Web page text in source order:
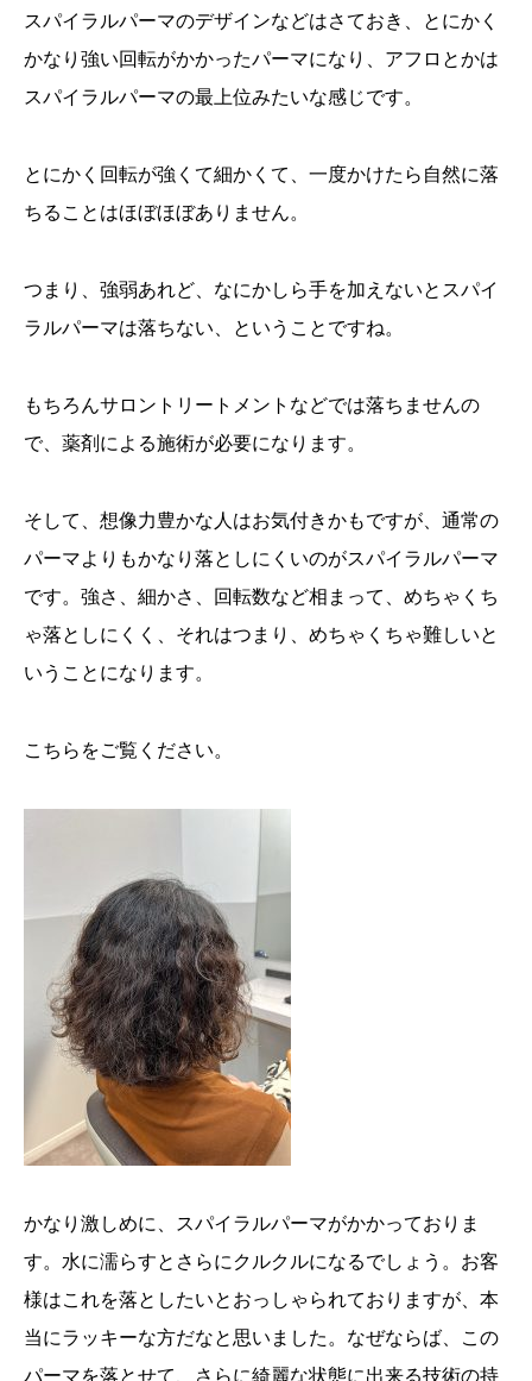
スパイラルパーマのデザインなどはさておき、とにかく
かなり強い回転がかかったパーマになり、アフロとかは
スパイラルパーマの最上位みたいな感じです。
とにかく回転が強くて細かくて、一度かけたら自然に落
ちることはほぼほぼありません。
つまり、強弱あれど、なにかしら手を加えないとスパイ
ラルパーマは落ちない、ということですね。
もちろんサロントリートメントなどでは落ちませんの
で、薬剤による施術が必要になります。
そして、想像力豊かな人はお気付きかもですが、通常の
パーマよりもかなり落としにくいのがスパイラルパーマ
です。強さ、細かさ、回転数など相まって、めちゃくち
ゃ落としにくく、それはつまり、めちゃくちゃ難しいと
いうことになります。
こちらをご覧ください。
かなり激しめに、スパイラルパーマがかかっておりま
す。水に濡らすとさらにクルクルになるでしょう。お客
様はこれを落としたいとおっしゃられておりますが、本
当にラッキーな方だなと思いました。なぜならば、この
パーマを落とせて、さらに綺麗な状態に出来る技術の持